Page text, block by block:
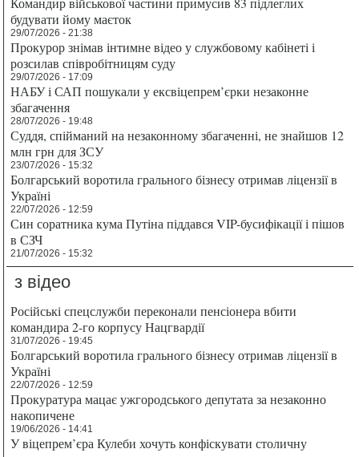
будувати йому маєток
29/07/2026 - 21:38
Прокурор знімав інтимне відео у службовому кабінеті і
розсилав співробітницям суду
29/07/2026 - 17:09
НАБУ і САП пошукали у ексвіцепрем’єрки незаконне
збагачення
28/07/2026 - 19:48
Суддя, спійманий на незаконному збагаченні, не знайшов 12
млн грн для ЗСУ
23/07/2026 - 15:32
Болгарський воротила грального бізнесу отримав ліцензії в
Україні
22/07/2026 - 12:59
Син соратника кума Путіна піддався VIP-бусифікації і пішов
в СЗЧ
21/07/2026 - 15:32
з відео
Російські спецслужби переконали пенсіонера вбити
командира 2-го корпусу Нацгвардії
31/07/2026 - 19:45
Болгарський воротила грального бізнесу отримав ліцензії в
Україні
22/07/2026 - 12:59
Прокуратура мацає ужгородського депутата за незаконно
накопичене
19/06/2026 - 14:41
У віцепрем’єра Кулеби хочуть конфіскувати столичну